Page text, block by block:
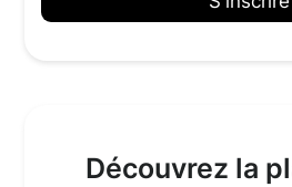
Découvrez la